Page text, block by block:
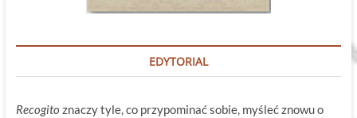
EDYTORIAL
Recogito znaczy tyle, co przypominać sobie, myśleć znowu o